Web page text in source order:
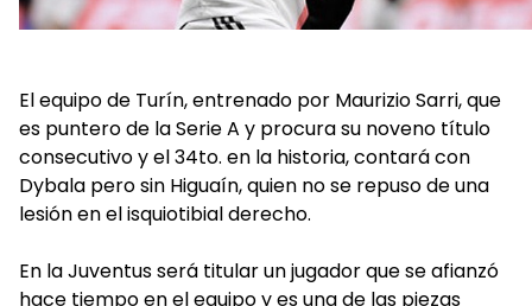
El equipo de Turín, entrenado por Maurizio Sarri, que
es puntero de la Serie A y procura su noveno título
consecutivo y el 34to. en la historia, contará con
Dybala pero sin Higuaín, quien no se repuso de una
lesión en el isquiotibial derecho.
En la Juventus será titular un jugador que se afianzó
hace tiempo en el equipo y es una de las piezas